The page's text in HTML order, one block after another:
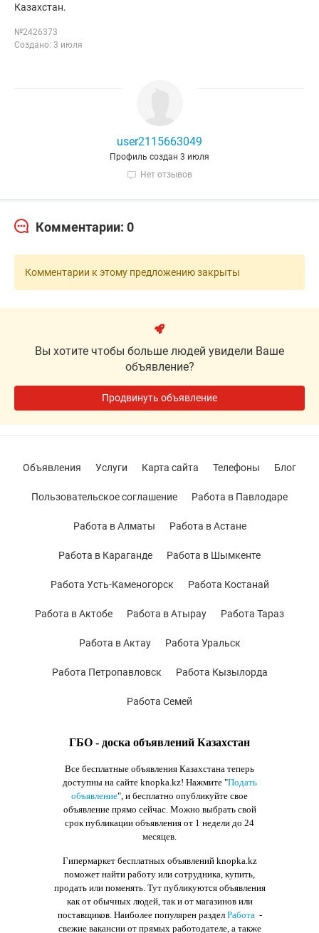
Казахстан.
№2426373
Создано: 3 июля
user2115663049
Профиль создан 3 июля
Нет отзывов
Комментарии: 0
Комментарии к этому предложению закрыты
Вы хотите чтобы больше людей увидели Ваше
объявление?
Продвинуть объявление
ГБО - доска объявлений Казахстан
Все бесплатные объявления Казахстана теперь
доступны на сайте knopka.kz! Нажмите "Подать
объявление", и бесплатно опубликуйте свое
объявление прямо сейчас. Можно выбрать свой
срок публикации объявления от 1 недели до 24
месяцев.
Гипермаркет бесплатных объявлений knopka.kz
поможет найти работу или сотрудника, купить,
продать или поменять. Тут публикуются объявления
как от обычных людей, так и от магазинов или
поставщиков. Наиболее популярен раздел Работа-
свежие вакансии от прямых работодателе, а также
Объявления Услуги Карта сайта Телефоны Блог
Пользовательское соглашение Работа в Павлодаре
Работа в Алматы Работа в Астане
Работа в Караганде Работа в Шымкенте
Работа Усть-Каменогорск Работа Костанай
Работа в Актобе Работа в Атырау Работа Тараз
Работа в Актау Работа Уральск
Работа Петропавловск Работа Кызылорда
Работа Семей